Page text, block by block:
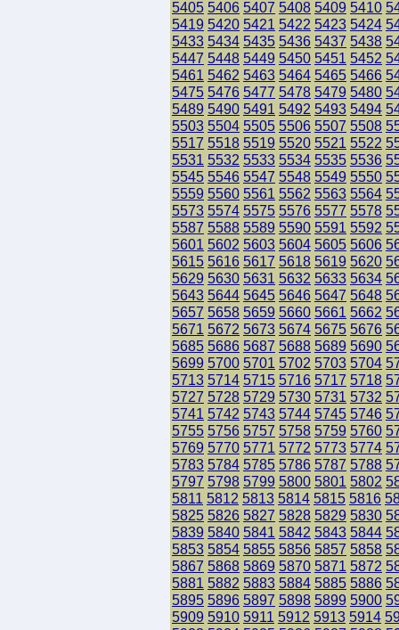
5405 5406 5407 5408 5409 5410
5419 5420 5421 5422 5423 5424
5433 5434 5435 5436 5437 5438
5447 5448 5449 5450 5451 5452
5461 5462 5463 5464 5465 5466
5475 5476 5477 5478 5479 5480
5489 5490 5491 5492 5493 5494
5503 5504 5505 5506 5507 5508
5517 5518 5519 5520 5521 5522
5531 5532 5533 5534 5535 5536
5545 5546 5547 5548 5549 5550
5559 5560 5561 5562 5563 5564
5573 5574 5575 5576 5577 5578
5587 5588 5589 5590 5591 5592
5601 5602 5603 5604 5605 5606
5615 5616 5617 5618 5619 5620
5629 5630 5631 5632 5633 5634
5643 5644 5645 5646 5647 5648
5657 5658 5659 5660 5661 5662
5671 5672 5673 5674 5675 5676
5685 5686 5687 5688 5689 5690
5699 5700 5701 5702 5703 5704
5713 5714 5715 5716 5717 5718
5727 5728 5729 5730 5731 5732
5741 5742 5743 5744 5745 5746
5755 5756 5757 5758 5759 5760
5769 5770 5771 5772 5773 5774
5783 5784 5785 5786 5787 5788
5797 5798 5799 5800 5801 5802
5811 5812 5813 5814 5815 5816
5825 5826 5827 5828 5829 5830
5839 5840 5841 5842 5843 5844
5853 5854 5855 5856 5857 5858
5867 5868 5869 5870 5871 5872
5881 5882 5883 5884 5885 5886
5895 5896 5897 5898 5899 5900
5909 5910 5911 5912 5913 5914